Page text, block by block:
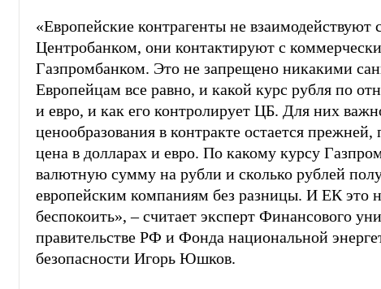
«Европейские контрагенты не взаимодействуют
Центробанком, они контактируют с
Газпромбанком. Это не запрещено никакими
Европейцам все равно, и какой курс рубля по
и евро, и как его контролирует ЦБ. Для них
ценообразования в контракте остается прежней,
цена в долларах и евро. По какому курсу
валютную сумму на рубли и сколько рублей
европейским компаниям без разницы. И ЕК это
беспокоить», – считает эксперт Финансового
правительстве РФ и Фонда национальной
безопасности Игорь Юшков.